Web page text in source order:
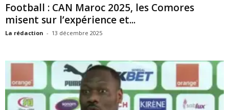
Football : CAN Maroc 2025, les Comores
misent sur l’expérience et...
La rédaction - 13 décembre 2025